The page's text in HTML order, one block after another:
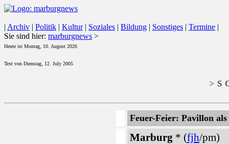
| Archiv | Politik | Kultur| Soziales | Bildung | Sonstiges | Termine |
Sie sind hier: marburgnews >
Heute ist Montag, 10. August 2026
Text von Dienstag, 12. July 2005
> s
Feuer-Feier: Pavillon
Marburg * (fjh/pm)